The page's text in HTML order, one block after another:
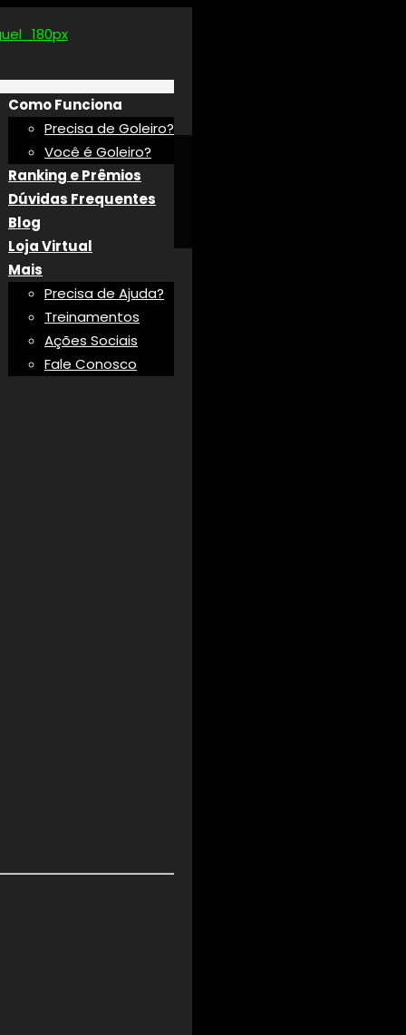
Como Funciona
Precisa de Goleiro?
Você é Goleiro?
Ranking e Prêmios
Dúvidas Frequentes
Blog
Loja Virtual
Mais
Precisa de Ajuda?
Treinamentos
Ações Sociais
Fale Conosco